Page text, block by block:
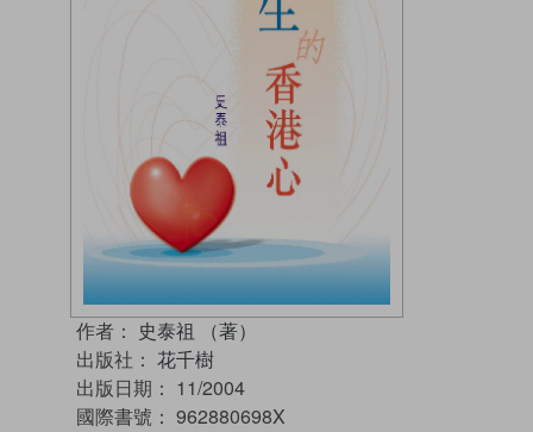
作者： 史泰祖 （著）
出版社： 花千樹
出版日期： 11/2004
國際書號： 962880698X